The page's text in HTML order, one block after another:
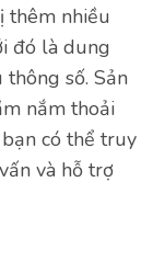
thêm nhiều
đó là dung
số. Sản
nắm thoải
có thể truy
và hỗ trợ